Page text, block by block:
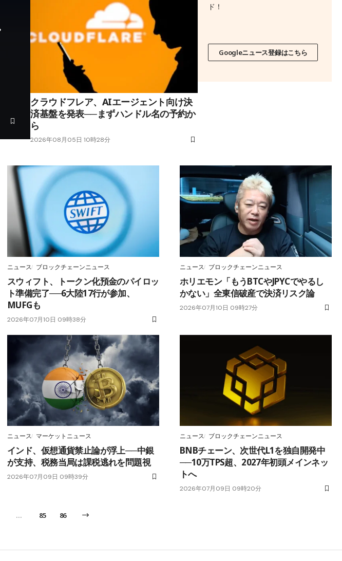
クラウドフレア、AIエージェント向け決
済基盤を発表──まずハンドル名の予約か
ら
2026年08月05日 10時28分
ド！
Googleニュース登録はこちら
ニュース ブロックチェーンニュース
スウィフト、トークン化預金のパイロッ
ト準備完了──6大陸17行が参加、
MUFGも
2026年07月10日 09時38分
ニュース ブロックチェーンニュース
ホリエモン「もうBTCやJPYCでやるし
かない」全東信破産で決済リスク論
2026年07月10日 09時27分
ニュース マーケットニュース
インド、仮想通貨禁止論が浮上──中銀
が支持、税務当局は課税逃れを問題視
2026年07月09日 09時39分
ニュース ブロックチェーンニュース
BNBチェーン、次世代L1を独自開発中
──10万TPS超、2027年初頭メインネッ
トへ
2026年07月09日 09時20分
… 85 86